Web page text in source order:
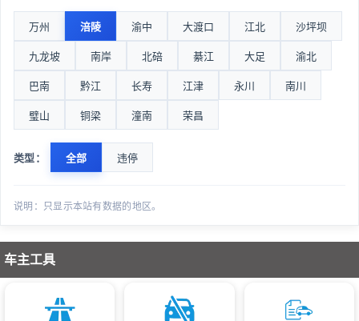
万州 涪陵 渝中 大渡口 江北 沙坪坝
九龙坡 南岸 北碚 綦江 大足 渝北
巴南 黔江 长寿 江津 永川 南川
璧山 铜梁 潼南 荣昌
类型： 全部 违停
说明：只显示本站有数据的地区。
车主工具